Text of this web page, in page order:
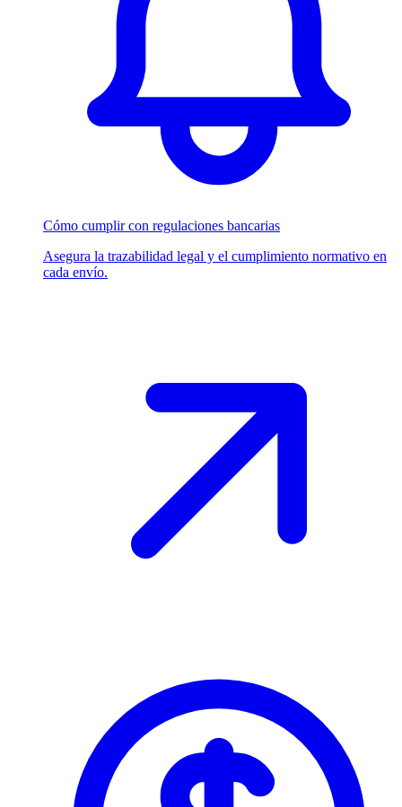
Cómo cumplir con regulaciones bancarias
Asegura la trazabilidad legal y el cumplimiento normativo en
cada envío.